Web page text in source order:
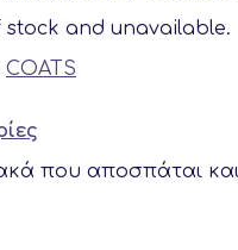
and unavailable.
COATS
που αποσπάται